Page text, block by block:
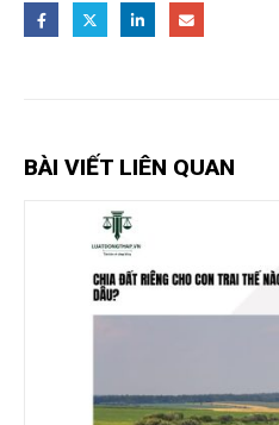
BÀI VIẾT LIÊN QUAN